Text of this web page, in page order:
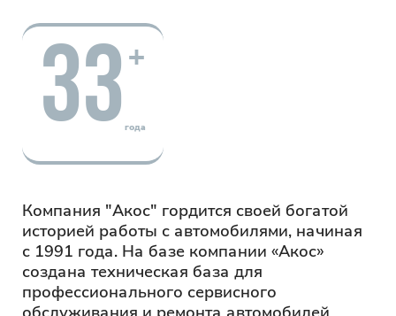
33+
года
Компания "Акос" гордится своей богатой
историей работы с автомобилями, начиная
с 1991 года. На базе компании «Акос»
создана техническая база для
профессионального сервисного
обслуживания и ремонта автомобилей